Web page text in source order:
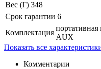
Вес (Г) 348
Срок гарантии 6
Комплектация
портативная
AUX
Показать все
Комментарии